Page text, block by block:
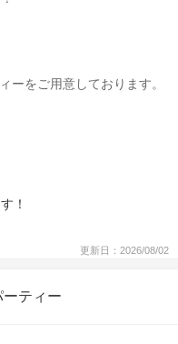
ーをご用意しております。
！
更新日：2026/08/02
ティー